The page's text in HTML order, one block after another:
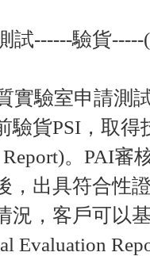
試------驗貨
實驗室申請測
驗貨PSI，取得
Report)。PAI審
，出具符合性
況，客戶可以
Evaluation